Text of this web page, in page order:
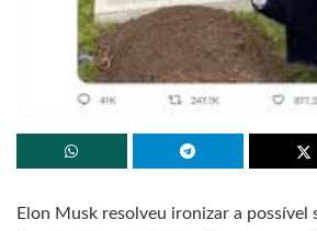
Elon Musk resolveu ironizar a possível